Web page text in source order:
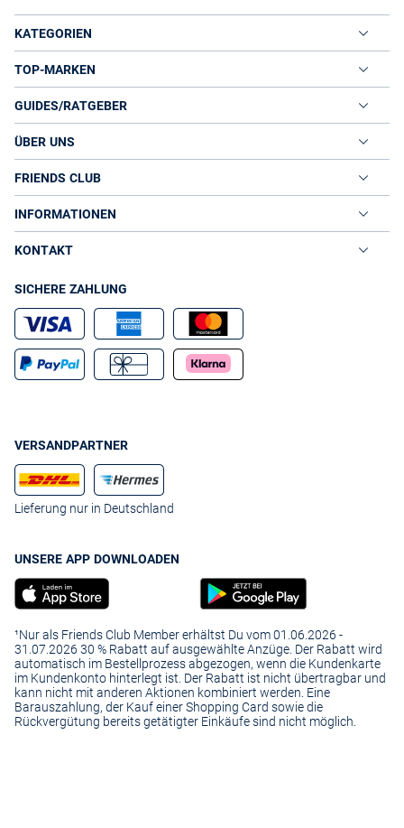
KATEGORIEN
TOP-MARKEN
GUIDES/RATGEBER
ÜBER UNS
FRIENDS CLUB
INFORMATIONEN
KONTAKT
SICHERE ZAHLUNG
VERSANDPARTNER
Lieferung nur in Deutschland
UNSERE APP DOWNLOADEN
¹Nur als Friends Club Member erhältst Du vom 01.06.2026 -
31.07.2026 30 % Rabatt auf ausgewählte Anzüge. Der Rabatt wird
automatisch im Bestellprozess abgezogen, wenn die Kundenkarte
im Kundenkonto hinterlegt ist. Der Rabatt ist nicht übertragbar und
kann nicht mit anderen Aktionen kombiniert werden. Eine
Barauszahlung, der Kauf einer Shopping Card sowie die
Rückvergütung bereits getätigter Einkäufe sind nicht möglich.